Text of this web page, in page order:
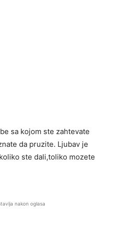
sa kojom ste zahtevate
da pruzite. Ljubav je
ste dali,toliko mozete
nakon oglasa